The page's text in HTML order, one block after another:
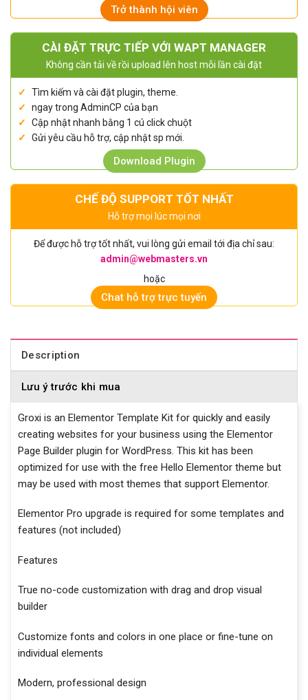
Trở thành hội viên
CÀI ĐẶT TRỰC TIẾP VỚI WAPT MANAGER
Không cần tải về rồi upload lên host mỗi lần cài đặt
Tìm kiếm và cài đặt plugin, theme.
ngay trong AdminCP của bạn
Cập nhật nhanh bằng 1 cú click chuột
Gửi yêu cầu hỗ trợ, cập nhật sp mới.
Download Plugin
CHẾ ĐỘ SUPPORT TỐT NHẤT
Hỗ trợ mọi lúc mọi nơi
Để được hỗ trợ tốt nhất, vui lòng gửi email tới địa chỉ sau:
admin@webmasters.vn
hoặc
Chat hỗ trợ trực tuyến
Description
Lưu ý trước khi mua
Groxi is an Elementor Template Kit for quickly and easily
creating websites for your business using the Elementor
Page Builder plugin for WordPress. This kit has been
optimized for use with the free Hello Elementor theme but
may be used with most themes that support Elementor.
Elementor Pro upgrade is required for some templates and
features (not included)
Features
True no-code customization with drag and drop visual
builder
Customize fonts and colors in one place or fine-tune on
individual elements
Modern, professional design